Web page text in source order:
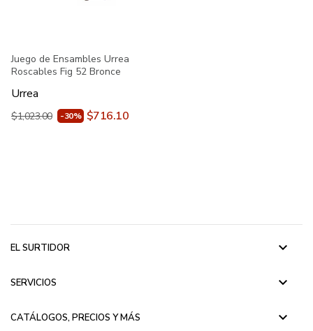
Juego de Ensambles Urrea
Roscables Fig 52 Bronce
Urrea
$1,023.00 -30% $716.10
EL SURTIDOR keyboard_arrow_down
SERVICIOS keyboard_arrow_down
CATÁLOGOS, PRECIOS Y MÁS keyboard_arrow_down